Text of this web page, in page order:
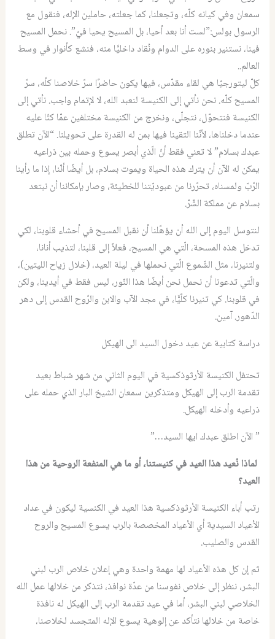
سمعان وفي كيانه كلّه، وتجعلنا، كما جعلته، حاملين الإله، فنقول مع
الرسول بولس:”لست أنا بعد أحيا، بل المسيح يحيا فيّ”. نحمل المسيح
فينا، نستنير بنوره على الدوام ونُقاد داخليًّا منه، فنشع كأنوار في وسط
العالم..
كلّ ليتورجيّا هي لقاء مقدّس، فيها يكون حاضرًا سرّ خلاصنا كلّه، سرّ
المسيح كلّه. نحن نأتي إلى الكنيسة لنعبد الله، لا لإتمام واجب. نأتي إلى
الكنيسة فنتحوّل، نتجلّى، ونخرج من الكنيسة مختلفين عمّا كنّا عليه
عندما دخلناها، لأنّنا التقينا فيها بمن له القدرة على تحويلنا. “الآن تطلق
عبدك بسلام” لا تعني فقط أنّ الّذي أبصر يسوع وحمله بين ذراعيه
يمكن له الآن أن يترك هذه الحياة ويموت بسلام، بل أيضًا أنّنا، إذا ما رأينا
الرّبّ ولمسناه، تحرّرنا من عبوديّتنا للخطيئة، وصار بإمكاننا أن نبتعد
بسلام عن مملكة الشّرّ.
لنتوسل اليوم إلى الله أن يؤهّلنا أن نقبل المسيح في أحشاء قلوبنا، لكي
تدخل هذه المسحة، الّتي هي المسيح، فعلاً إلى قلبنا، لتذيب أنانا،
ولتنيرنا، مثل الشّموع الّتي نحملها في ليلة العيد، (خلال زياح الليتين)،
والّتي تدعونا أن نحمل نحن أيضًا هذا النّور، ليس فقط في أيدينا، ولكن
في قلوبنا. كي تنيرنا كلّيًّا، في مجد الآب والابن والرّوح القدس إلى دهر
الدّهور. آمين.
دراسة كتابية عن عيد دخول السيد الى الهيكل
تحتفل الكنيسة الأرثوذكسية في اليوم الثاني من شهر شباط بعيد
تقدمة الرب إلى الهيكل ومتذكرين سمعان الشيخ البار الذي حمله على
ذراعيه وأدخله الهيكل.
” الآن اطلق عبدك ايها السيد…”
لماذا نُعيد هذا العيد في كنيستنا، أو ما هي المنفعة الروحية من هذا
العيد؟
رتب أباء الكنيسة الأرثوذكسية هذا العيد في الكنسية ليكون في عداد
الأعياد السيدية أي الأعياد المخصصة بالرب يسوع المسيح والروح
القدس والصليب.
ثم إن كل هذه الأعياد لها مهمة واحدة وهي إعلان خلاص الرب لبني
البشر، ننظر إلى خلاص نفوسنا من عدّة نوافذ، نتذكر من خلالها عمل الله
الخلاصي لبني البشر، أما في عيد تقدمة الرب إلى الهيكل له نافذة
خاصة من خلالها نتأكد عن إلوهية يسوع الإله المتجسد لخلاصنا،